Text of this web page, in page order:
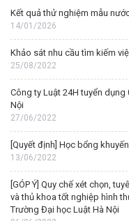
Kết quả thử nghiệm mẫu
14/01/2026
Khảo sát nhu cầu tìm kiếm
25/08/2022
Công ty Luật 24H tuyển dụng
Nội
27/06/2022
[Quyết định] Học bổng
13/06/2022
[GÓP Ý] Quy chế xét chọn,
và thủ khoa tốt nghiệp hình
Trường Đại học Luật Hà Nội